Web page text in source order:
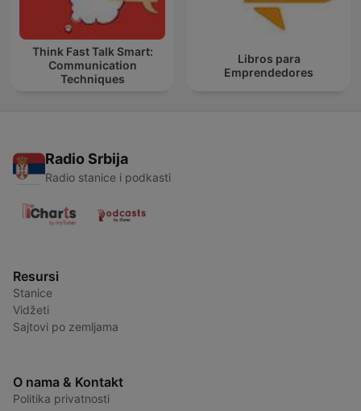
Think Fast Talk Smart:
Communication
Techniques
Libros para
Emprendedores
Radio Srbija
Radio stanice i podkasti
Resursi
Stanice
Vidžeti
Sajtovi po zemljama
O nama & Kontakt
Politika privatnosti